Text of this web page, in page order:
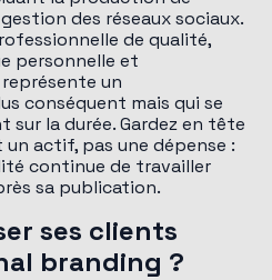
des réseaux sociaux.
de qualité,
personnelle et
un
conséquent mais qui se
sur la durée. Gardez en tête
actif, pas une dépense :
continue de travailler
sa publication.
ses clients
branding ?